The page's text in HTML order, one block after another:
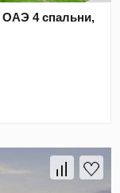
ОАЭ 4 спальни,